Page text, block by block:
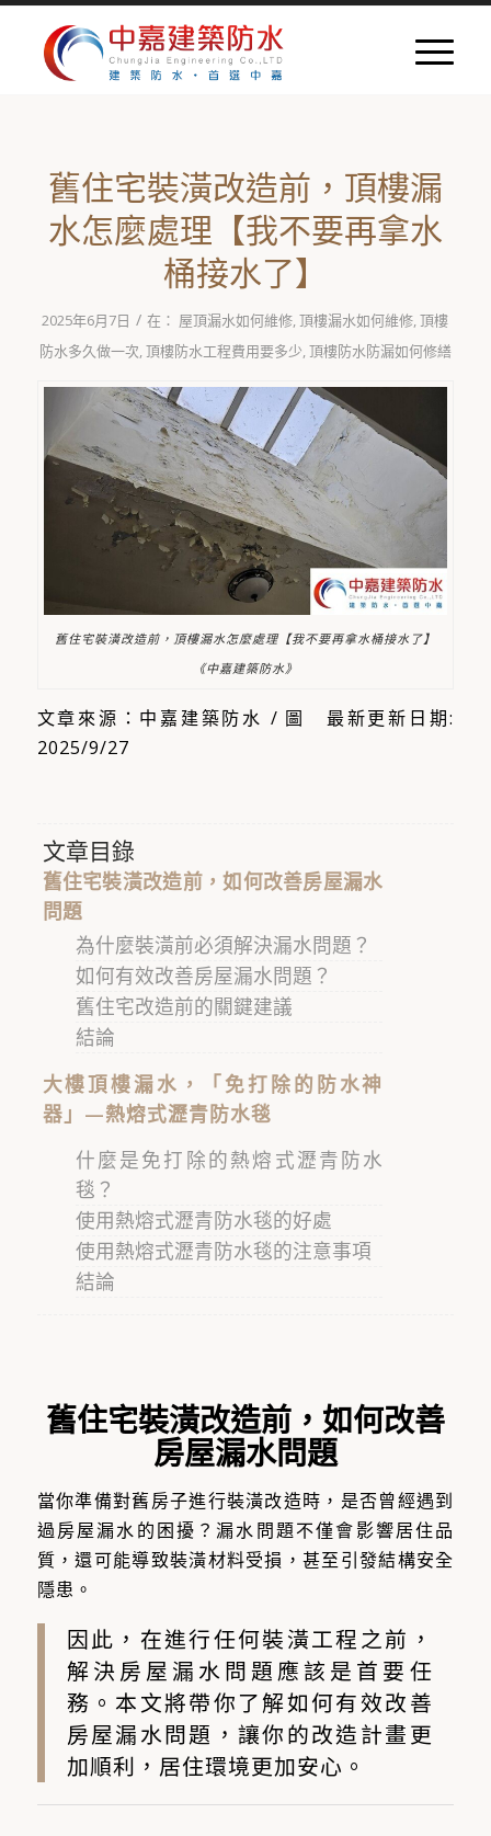
舊住宅裝潢改造前，頂樓漏
水怎麼處理【我不要再拿水
桶接水了】
2025年6月7日 / 在： 屋頂漏水如何維修,頂樓漏水如何維修,頂樓
防水多久做一次,頂樓防水工程費用要多少,頂樓防水防漏如何修繕
舊住宅裝潢改造前，頂樓漏水怎麼處理【我不要再拿水桶接水了】
《中嘉建築防水》
文章來源：中嘉建築防水 / 圖 最新更新日期:
2025/9/27
文章目錄
舊住宅裝潢改造前，如何改善房屋漏水
問題
為什麼裝潢前必須解決漏水問題？
如何有效改善房屋漏水問題？
舊住宅改造前的關鍵建議
結論
大樓頂樓漏水，「免打除的防水神
器」—熱熔式瀝青防水毯
什麼是免打除的熱熔式瀝青防水
毯？
使用熱熔式瀝青防水毯的好處
使用熱熔式瀝青防水毯的注意事項
結論
舊住宅裝潢改造前，如何改善
房屋漏水問題
當你準備對舊房子進行裝潢改造時，是否曾經遇到
過房屋漏水的困擾？漏水問題不僅會影響居住品
質，還可能導致裝潢材料受損，甚至引發結構安全
隱患。
因此，在進行任何裝潢工程之前，
解決房屋漏水問題應該是首要任
務。本文將帶你了解如何有效改善
房屋漏水問題，讓你的改造計畫更
加順利，居住環境更加安心。